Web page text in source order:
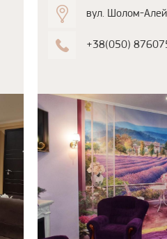
вул. Шолом-
+38(050)